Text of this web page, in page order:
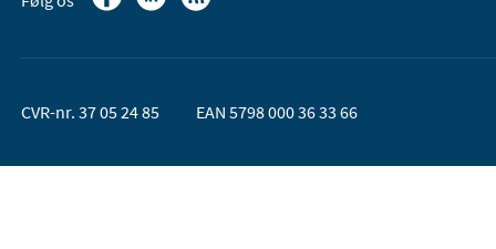
CVR-nr. 37 05 24 85 EAN 5798 000 36 33 66